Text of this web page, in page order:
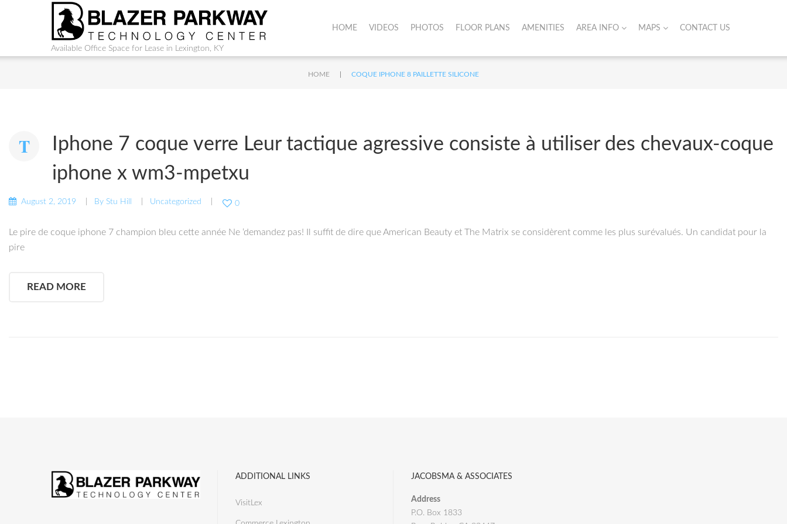
Available Office Space for Lease in Lexington, KY
HOME VIDEOS PHOTOS FLOOR PLANS AMENITIES AREA INFO MAPS CONTACT US
HOME COQUE IPHONE 8 PAILLETTE SILICONE
Iphone 7 coque verre Leur tactique agressive consiste à utiliser des chevaux-coque
iphone x wm3-mpetxu
August 2, 2019 By Stu Hill Uncategorized 0
Le pire de coque iphone 7 champion bleu cette année Ne ‘demandez pas! Il suffit de dire que American Beauty et The Matrix se considèrent comme les plus surévalués. Un candidat pour la
pire
READ MORE
ADDITIONAL LINKS
VisitLex
JACOBSMA & ASSOCIATES
Address
P.O. Box 1833